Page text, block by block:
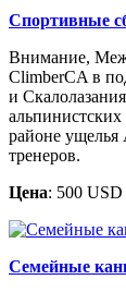
Спортивные
Внимание,
ClimberCA в
и
районе
тренеров.
Цена: 500 USD
Семейные